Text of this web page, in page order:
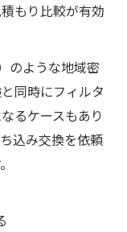
もり比較が有効
のような地域密
同時にフィルタ
るケースもあり
込み交換を依頼